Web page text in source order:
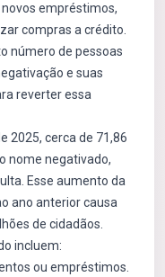
empréstimos,
compras a crédito.
número de pessoas
e suas
reverter essa
2025, cerca de 71,86
nome negativado,
Esse aumento da
ano anterior causa
de cidadãos.
incluem:
ou empréstimos.